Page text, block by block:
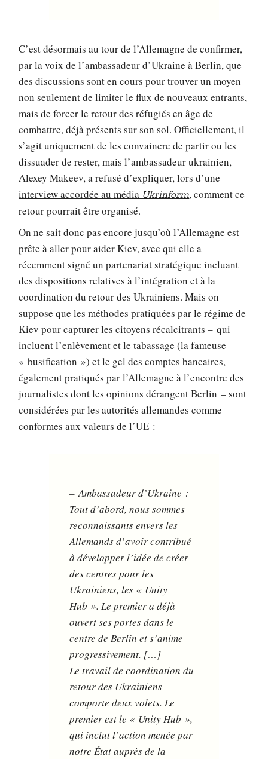
C’est désormais au tour de l’Allemagne de confirmer,
par la voix de l’ambassadeur d’Ukraine à Berlin, que
des discussions sont en cours pour trouver un moyen
non seulement delimiter le flux de nouveaux entrants,
mais de forcer le retour des réfugiés en âge de
combattre, déjà présents sur son sol. Officiellement, il
s’agit uniquement de les convaincre de partir ou les
dissuader de rester, mais l’ambassadeur ukrainien,
Alexey Makeev, a refusé d’expliquer, lors d’une
interview accordée au média Ukrinform, comment ce
retour pourrait être organisé.
On ne sait donc pas encore jusqu’où l’Allemagne est
prête à aller pour aider Kiev, avec qui elle a
récemment signé un partenariat stratégique incluant
des dispositions relatives à l’intégration et à la
coordination du retour des Ukrainiens. Mais on
suppose que les méthodes pratiquées par le régime de
Kiev pour capturer les citoyens récalcitrants – qui
incluent l’enlèvement et le tabassage (la fameuse
« busification ») et le gel des comptes bancaires,
également pratiqués par l’Allemagne à l’encontre des
journalistes dont les opinions dérangent Berlin – sont
considérées par les autorités allemandes comme
conformes aux valeurs de l’UE :
– Ambassadeur d’Ukraine :
Tout d’abord, nous sommes
reconnaissants envers les
Allemands d’avoir contribué
à développer l’idée de créer
des centres pour les
Ukrainiens, les « Unity
Hub ». Le premier a déjà
ouvert ses portes dans le
centre de Berlin et s’anime
progressivement. […]
Le travail de coordination du
retour des Ukrainiens
comporte deux volets. Le
premier est le « Unity Hub »,
qui inclut l’action menée par
notre État auprès de la